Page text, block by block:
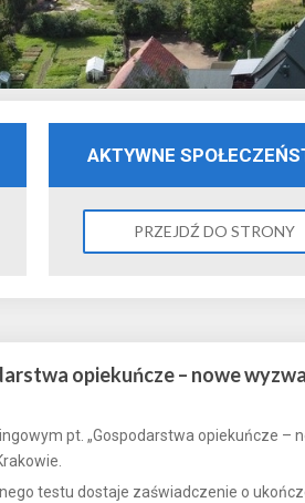
AKTYWNE
PRZEJDŹ DO STRONY
opiekuńcze – nowe
pt. „Gospodarstwa opiekuńcze
testu dostaje zaświadczenie o